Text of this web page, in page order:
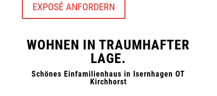
EXPOSÉ ANFORDERN
WOHNEN IN TRAUMHAFTER
LAGE.
Schönes Einfamilienhaus in Isernhagen OT
Kirchhorst